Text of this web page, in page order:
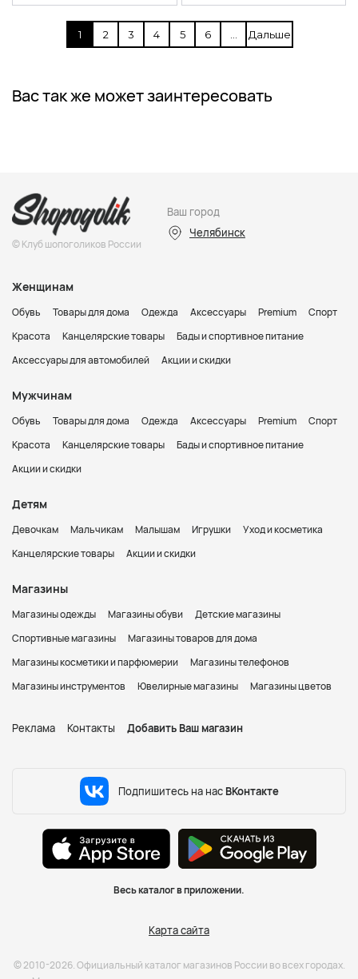
1 2 3 4 5 6 Дальше
Вас так же может заинтересовать
© Клуб шопоголиков России
Ваш город
Челябинск
Женщинам
Обувь Товары для дома Одежда Аксессуары Premium
Спорт
Красота
Канцелярские товары
Бады и спортивное питание
Аксессуары для автомобилей
Акции и скидки
Мужчинам
Обувь Товары для дома Одежда Аксессуары Premium
Спорт
Красота
Канцелярские товары
Бады и спортивное питание
Акции и скидки
Детям
Девочкам Мальчикам Малышам Игрушки
Уход и косметика
Канцелярские товары
Акции и скидки
Магазины
Магазины одежды Магазины обуви
Детские магазины
Спортивные магазины
Магазины товаров для дома
Магазины косметики и парфюмерии
Магазины телефонов
Магазины инструментов
Ювелирные магазины Магазины цветов
Реклама Контакты Добавить Ваш магазин
Подпишитесь на нас ВКонтакте
Весь каталог в приложении.
Карта сайта
© 2010-2026. Официальный каталог магазинов России во всех городах.